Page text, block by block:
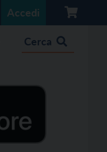
Accedi
Cerca